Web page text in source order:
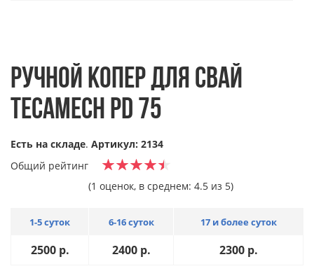
РУЧНОЙ КОПЕР ДЛЯ СВАЙ
TECAMECH PD 75
Есть на складе. Артикул: 2134
Общий рейтинг
(1 оценок, в среднем: 4.5 из 5)
1-5 суток 6-16 суток 17 и более суток
2500 р. 2400 р. 2300 р.